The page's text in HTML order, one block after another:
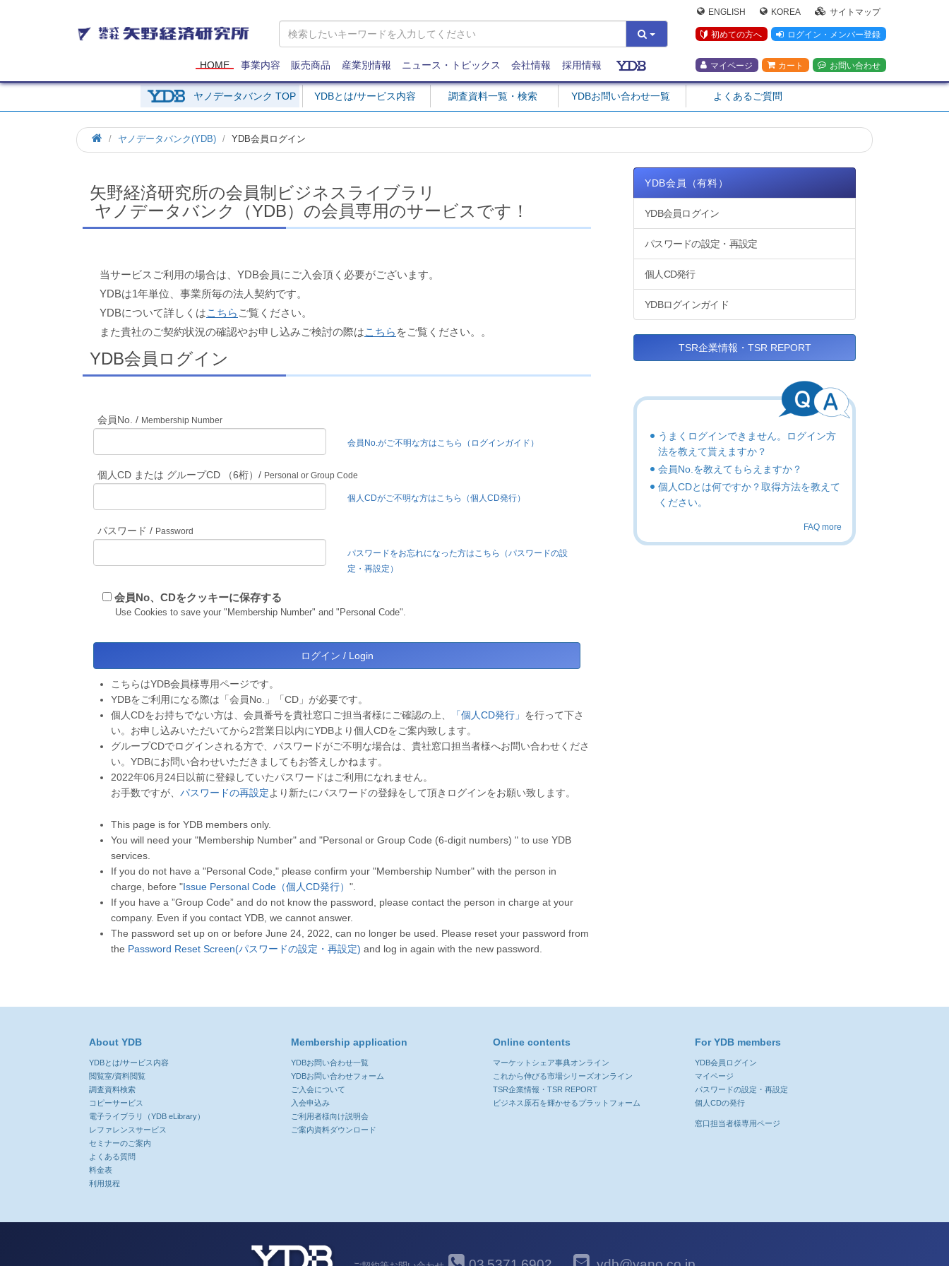
矢
野
研
究
所
ENGLISH KOREA サイトマップ
初めての方へ ログイン・メンバー登録
マイページ カート お問い合わせ
HOME 事業内容 販売商品 産業別情報 ニュース・トピックス 会社情報 採用情報
ヤノデータバンク TOP YDBとは/サービス内容 調査資料一覧・検索 YDBお問い合わせ一覧 よくあるご質問
ホ
ー
ヤノデータバンク(YDB) YDB会員ログイン
矢野経済研究所の会員制ビジネスライブラリ
ヤノデータバンク（YDB）の会員専用のサービスです！
当サービスご利用の場合は、YDB会員にご入会頂く必要がございます。
YDBは1年単位、事業所毎の法人契約です。
YDBについて詳しくはこちら ご覧ください。
また貴社のご契約状況の確認やお申し込みご検討の際はこちら をご覧ください。。
YDB会員ログイン
会員No. / Membership Number
会員No.がご不明な方はこちら（ログインガイド）
個人CD または グループCD （6桁）/ Personal or Group Code
個人CDがご不明な方はこちら（個人CD発行）
パスワード / Password
パスワードをお忘れになった方はこちら（パスワードの設
定・再設定）
会員No、CDをクッキーに保存する
Use Cookies to save your "Membership Number" and "Personal Code".
こちらはYDB会員様専用ページです。
YDBをご利用になる際は「会員No.」「CD」が必要です。
個人CDをお持ちでない方は、会員番号を貴社窓口ご担当者様にご確認の上、
「個人CD発行」 を行って下さ
い。お申し込みいただいてから2営業日以内にYDBより個人CDをご案内致します。
グループCDでログインされる方で、パスワードがご不明な場合は、貴社窓口担当者様へお問い合わせくださ
い。YDBにお問い合わせいただきましてもお答えしかねます。
2022年06月24日以前に登録していたパスワードはご利用になれません。
お手数ですが、 パスワードの再設定より新たにパスワードの登録をして頂きログインをお願い致します。
This page is for YDB members only.
You will need your "Membership Number" and "Personal or Group Code (6-digit numbers) " to use YDB
services.
If you do not have a "Personal Code," please confirm your "Membership Number" with the person in
charge, before "Issue Personal Code（個人CD発行） ".
If you have a ”Group Code” and do not know the password, please contact the person in charge at your
company. Even if you contact YDB, we cannot answer.
The password set up on or before June 24, 2022, can no longer be used. Please reset your password from
the Password Reset Screen(パスワードの設定・再設定) and log in again with the new password.
YDB会員（有料）
YDB会員ログイン
パスワードの設定・再設定
個人CD発行
YDBログインガイド
TSR企業情報・TSR REPORT
うまくログインできません。ログイン方
法を教えて貰えますか？
会員No.を教えてもらえますか？
個人CDとは何ですか？取得方法を教えて
ください。
FAQ more
About YDB
YDBとは/サービス内容
閲覧室/資料閲覧
調査資料検索
コピーサービス
電子ライブラリ（YDB eLibrary）
レファレンスサービス
セミナーのご案内
よくある質問
料金表
利用規程
Membership application
YDBお問い合わせ一覧
YDBお問い合わせフォーム
ご入会について
入会申込み
ご利用者様向け説明会
ご案内資料ダウンロード
Online contents
マーケットシェア事典オンライン
これから伸びる市場シリーズオンライン
TSR企業情報・TSR REPORT
ビジネス原石を輝かせるプラットフォーム
For YDB members
YDB会員ログイン
マイページ
パスワードの設定・再設定
個人CDの発行
窓口担当者様専用ページ